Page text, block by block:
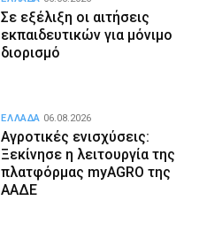
Σε εξέλιξη οι αιτήσεις
εκπαιδευτικών για μόνιμο
διορισμό
Αγροτικές ενισχύσεις:
Ξεκίνησε η λειτουργία της
πλατφόρμας myAGRO της
ΑΑΔΕ
ΕΛΛΑΔΑ 06.08.2026